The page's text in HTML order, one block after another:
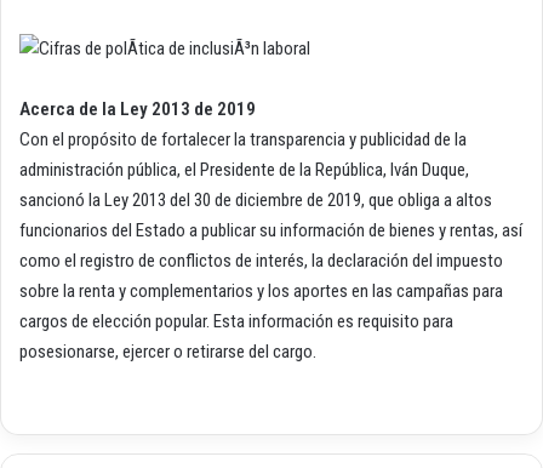
Acerca de la Ley 2013 de 2019
Con el propósito de fortalecer la transparencia y publicidad de la
administración pública, el Presidente de la República, Iván Duque,
sancionó la Ley 2013 del 30 de diciembre de 2019, que obliga a altos
funcionarios del Estado a publicar su información de bienes y rentas, así
como el registro de conflictos de interés, la declaración del impuesto
sobre la renta y complementarios y los aportes en las campañas para
cargos de elección popular. Esta información es requisito para
posesionarse, ejercer o retirarse del cargo.